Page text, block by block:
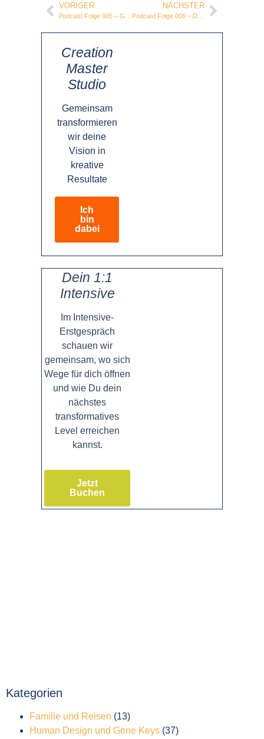
VORIGER
Podcast Folge 005 – Gunnar Kessler: Glaubenssätze Geld
NÄCHSTER
Podcast Folge 006 – Du bist ein Schöpfer: hermetische Prinzipien
Creation
Master
Studio
Gemeinsam
transformieren
wir deine
Vision in
kreative
Resultate
Ich
bin
dabei
Dein 1:1
Intensive
Im Intensive-
Erstgespräch
schauen wir
gemeinsam, wo sich
Wege für dich öffnen
und wie Du dein
nächstes
transformatives
Level erreichen
kannst.
Jetzt
Buchen
Kategorien
Familie und Reisen (13)
Human Design und Gene Keys (37)